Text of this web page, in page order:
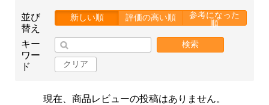
お買い物を続ける
並び
替え
新しい順 評価の高い順
参考になった
順
キー
ワー
ド
検索
クリア
現在、商品レビューの投稿はありません。